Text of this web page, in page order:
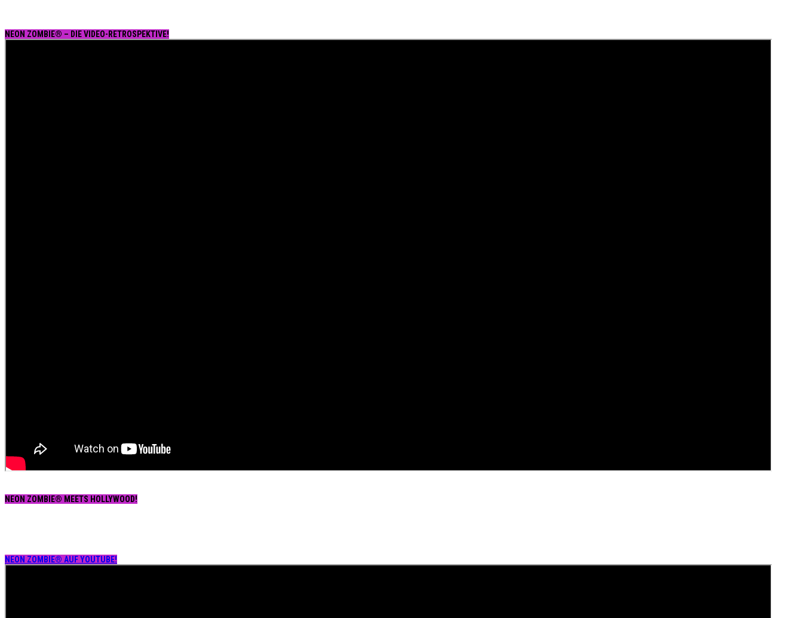
NEON ZOMBIE® – DIE VIDEO-RETROSPEKTIVE!
NEON ZOMBIE® MEETS HOLLYWOOD!
NEON ZOMBIE® AUF YOUTUBE!